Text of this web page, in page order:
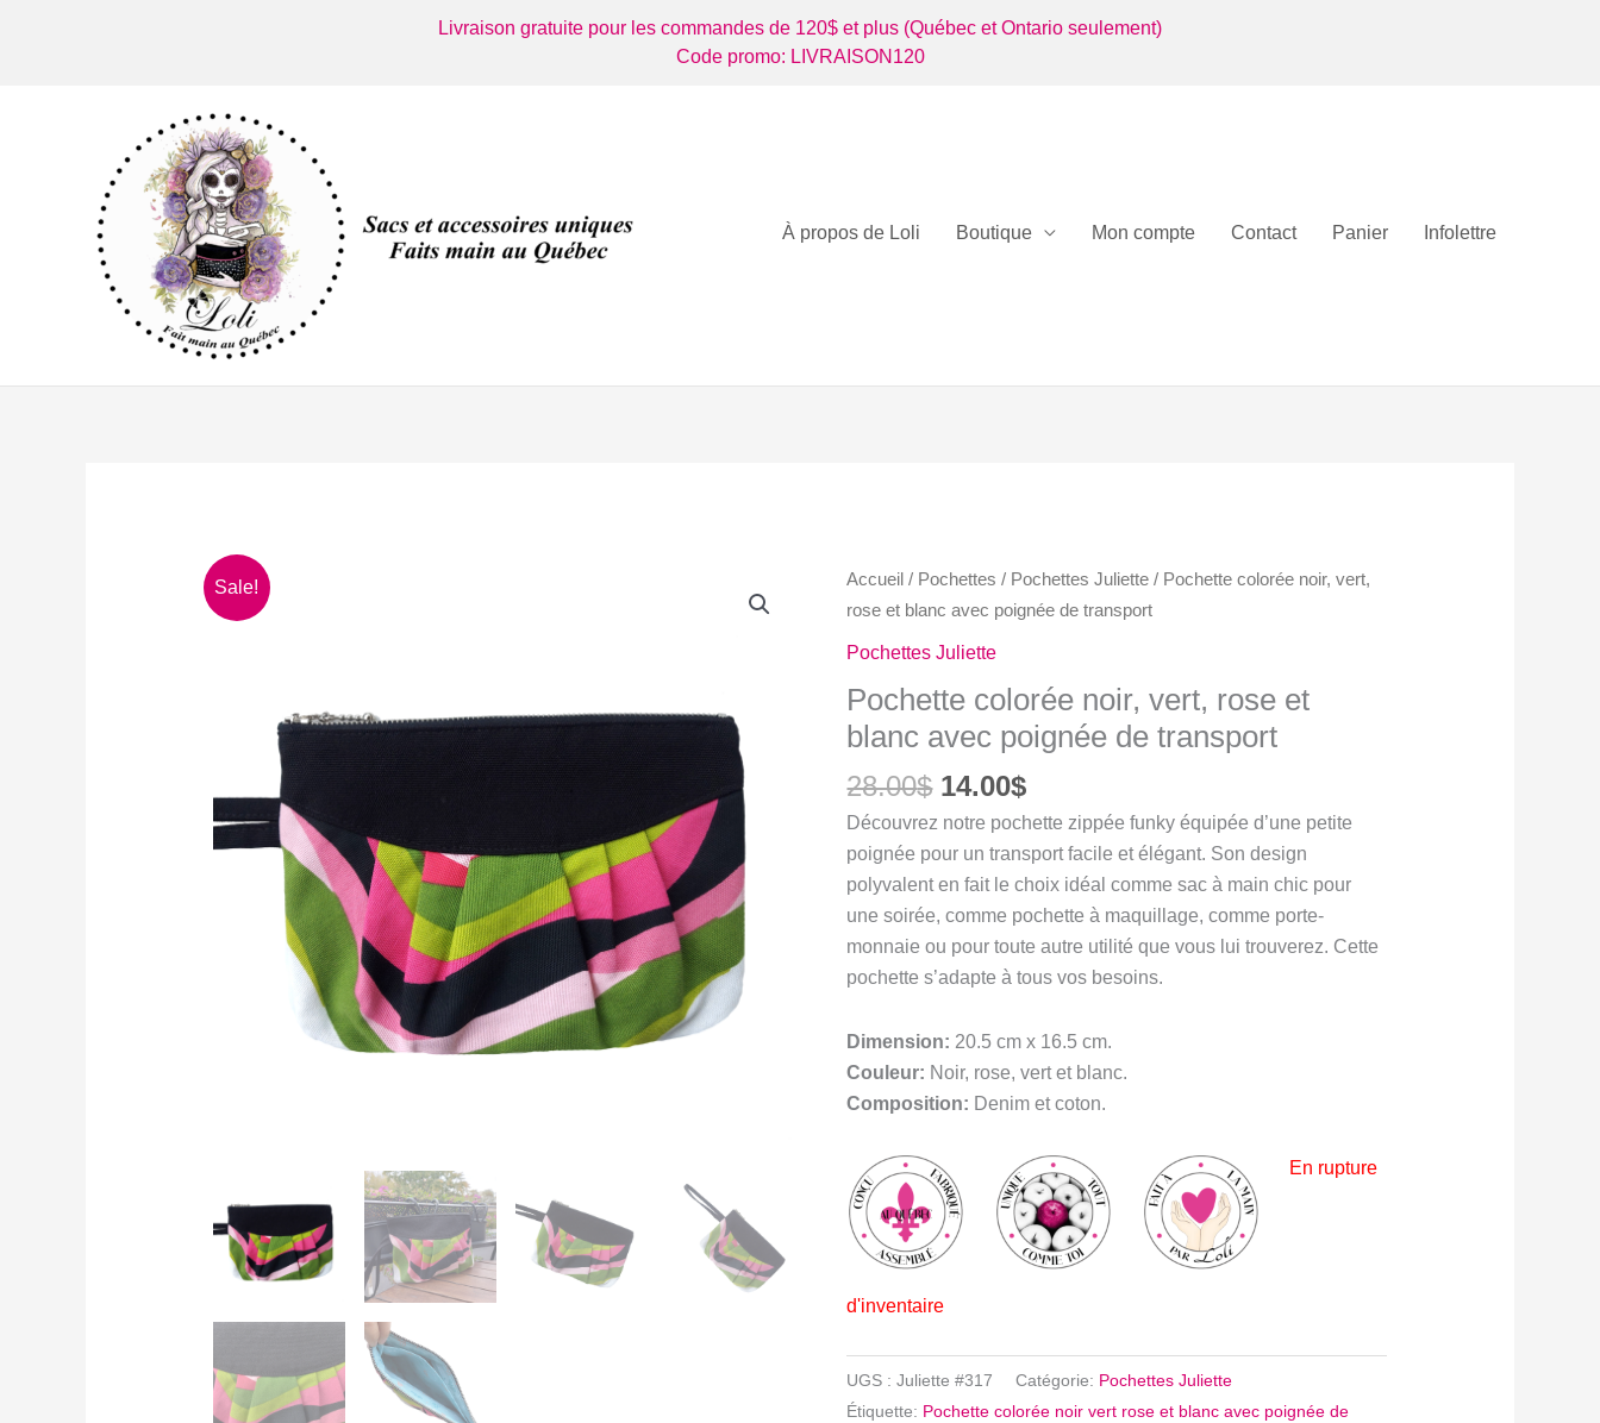
Livraison gratuite pour les commandes de 120$ et plus (Québec et Ontario seulement)
Code promo: LIVRAISON120
À propos de Loli Boutique Mon compte Contact Panier Infolettre
Sale! Accueil / Pochettes / Pochettes Juliette / Pochette colorée noir, vert,
rose et blanc avec poignée de transport
Pochettes Juliette
Pochette colorée noir, vert, rose et
blanc avec poignée de transport
28.00$ Le
prix
initial
était :
28.00$.
14.00$Le
prix
actuel
est :
14.00$.
Découvrez notre pochette zippée funky équipée d’une petite
poignée pour un transport facile et élégant. Son design
polyvalent en fait le choix idéal comme sac à main chic pour
une soirée, comme pochette à maquillage, comme porte-
monnaie ou pour toute autre utilité que vous lui trouverez. Cette
pochette s’adapte à tous vos besoins.
Dimension: 20.5 cm x 16.5 cm.
Couleur: Noir, rose, vert et blanc.
Composition: Denim et coton.
En rupture
d'inventaire
UGS :Juliette #317 Catégorie: Pochettes Juliette
Étiquette: Pochette colorée noir vert rose et blanc avec poignée de